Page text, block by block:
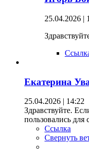
25.04.2026 |
Екатерина
25.04.2026 | 14:22
Здравствуйте.
пользовались для
Ссылка
Свернуть